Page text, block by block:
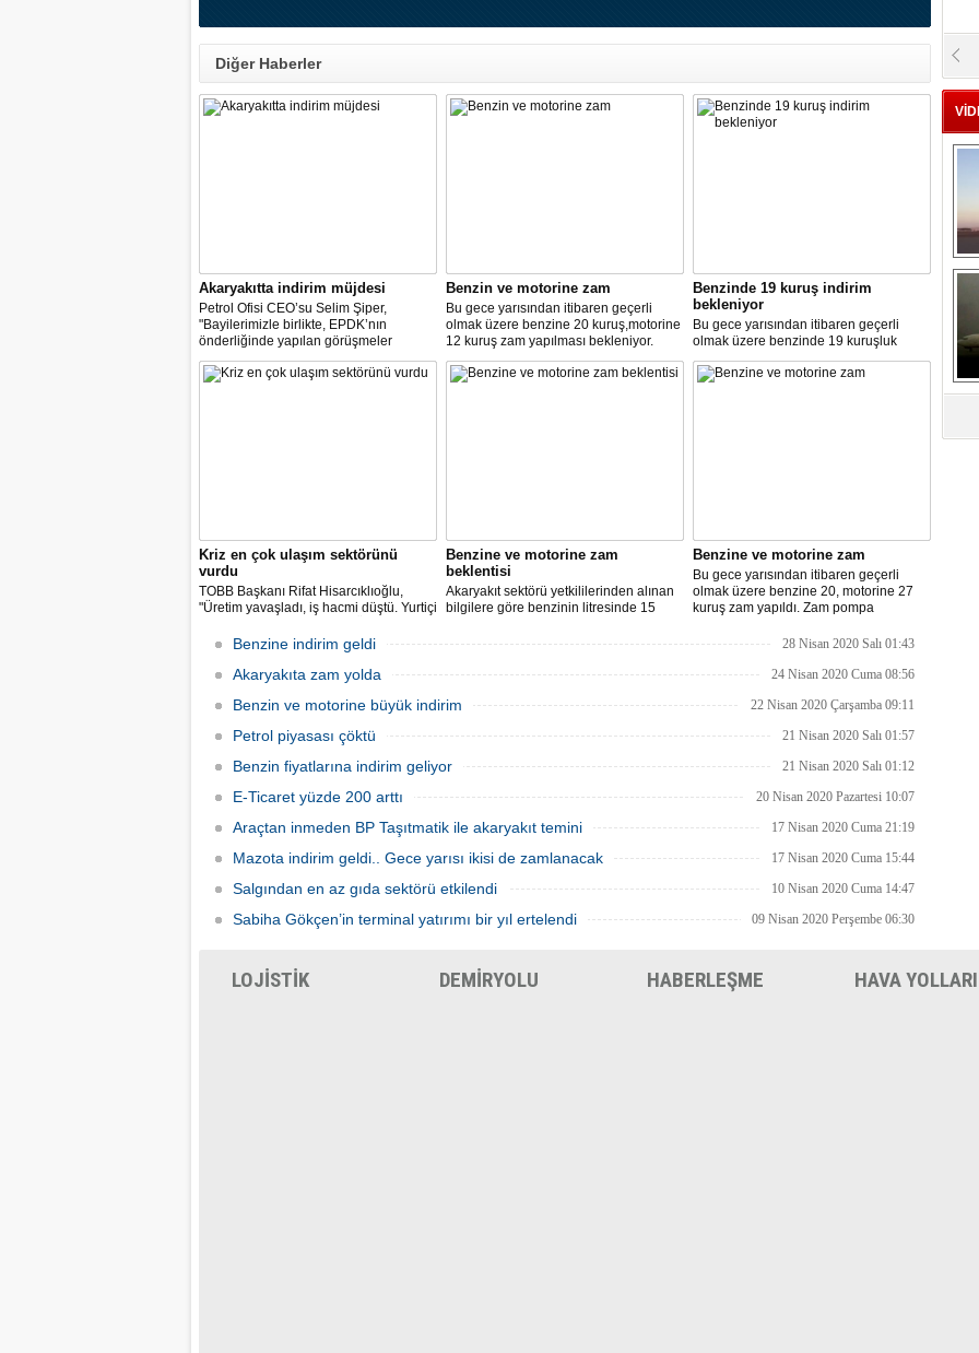
Diğer Haberler
Akaryakıtta indirim müjdesi
Petrol Ofisi CEO’su Selim Şiper,
"Bayilerimizle birlikte, EPDK’nın
önderliğinde yapılan görüşmeler
sonucunda, dağıtım masraf
paylarımızdan fedakârlık ederek
Benzin ve motorine zam
Bu gece yarısından itibaren geçerli
olmak üzere benzine 20 kuruş,motorine
12 kuruş zam yapılması bekleniyor.
Benzinde 19 kuruş indirim
bekleniyor
Bu gece yarısından itibaren geçerli
olmak üzere benzinde 19 kuruşluk
indirim gerçekleşti.
Kriz en çok ulaşım sektörünü
vurdu
TOBB Başkanı Rifat Hisarcıklıoğlu,
"Üretim yavaşladı, iş hacmi düştü. Yurtiçi
sınırları kapattı, ihracat yavaşladı,
mallarımızı taşıyamaz hale geldik" dedi.
Benzine ve motorine zam
beklentisi
Akaryakıt sektörü yetkililerinden alınan
bilgilere göre benzinin litresinde 15
zam yapılması bekleniyor.
Benzine ve motorine zam
Bu gece yarısından itibaren geçerli
olmak üzere benzine 20, motorine 27
kuruş zam yapıldı. Zam pompa
Benzine indirim geldi 28 Nisan 2020 Salı 01:43
Akaryakıta zam yolda 24 Nisan 2020 Cuma 08:56
Benzin ve motorine büyük indirim 22 Nisan 2020 Çarşamba 09:11
Petrol piyasası çöktü 21 Nisan 2020 Salı 01:57
Benzin fiyatlarına indirim geliyor 21 Nisan 2020 Salı 01:12
E-Ticaret yüzde 200 arttı 20 Nisan 2020 Pazartesi 10:07
Araçtan inmeden BP Taşıtmatik ile akaryakıt temini 17 Nisan 2020 Cuma 21:19
Mazota indirim geldi.. Gece yarısı ikisi de zamlanacak 17 Nisan 2020 Cuma 15:44
Salgından en az gıda sektörü etkilendi 10 Nisan 2020 Cuma 14:47
Sabiha Gökçen’in terminal yatırımı bir yıl ertelendi 09 Nisan 2020 Perşembe 06:30
LOJİSTİK DEMİRYOLU HABERLEŞME HAVA YOLLARI